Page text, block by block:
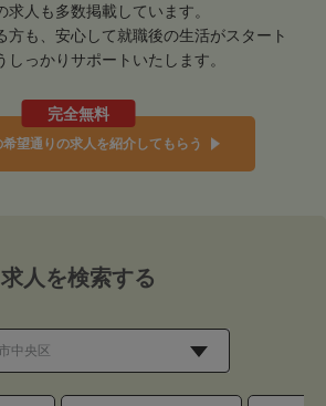
求人も多数掲載しています。
方も、安心して就職後の生活がスタート
しっかりサポートいたします。
完全無料
望通りの求人を紹介してもらう
求人を検索する